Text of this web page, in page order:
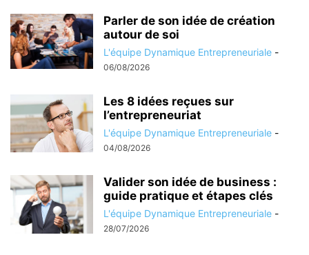
Parler de son idée de création
autour de soi
L'équipe Dynamique Entrepreneuriale -
06/08/2026
Les 8 idées reçues sur
l’entrepreneuriat
L'équipe Dynamique Entrepreneuriale -
04/08/2026
Valider son idée de business :
guide pratique et étapes clés
L'équipe Dynamique Entrepreneuriale -
28/07/2026